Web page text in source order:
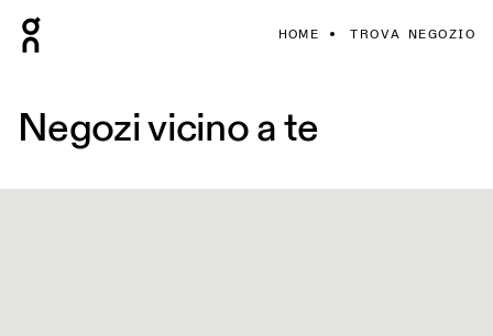
HOME TROVA NEGOZIO
Negozi vicino a te